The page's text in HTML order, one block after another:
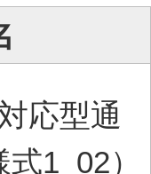
応型通
1_02）